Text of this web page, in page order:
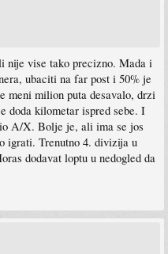
nije vise tako precizno. Mada i
ubaciti na far post i 50% je
meni milion puta desavalo, drzi
doda kilometar ispred sebe. I
A/X. Bolje je, ali ima se jos
igrati. Trenutno 4. divizija u
dodavat loptu u nedogled da